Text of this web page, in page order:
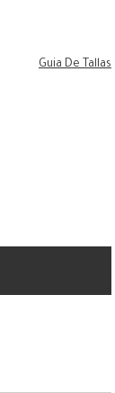
Guia De Tallas